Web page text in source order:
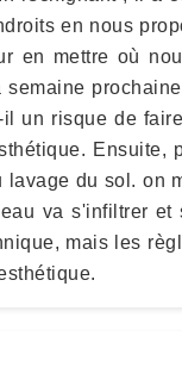
en nous
en mettre où
un risque de
Ensuite,
du sol. on
va s'infiltrer
mais les